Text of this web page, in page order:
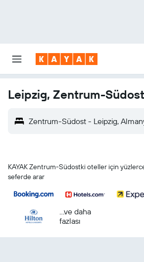
Leipzig, Zentrum-
Zentrum-Südost - Leipzig,
KAYAK Zentrum-Südostki oteller için
seferde arar
...ve daha
fazlası